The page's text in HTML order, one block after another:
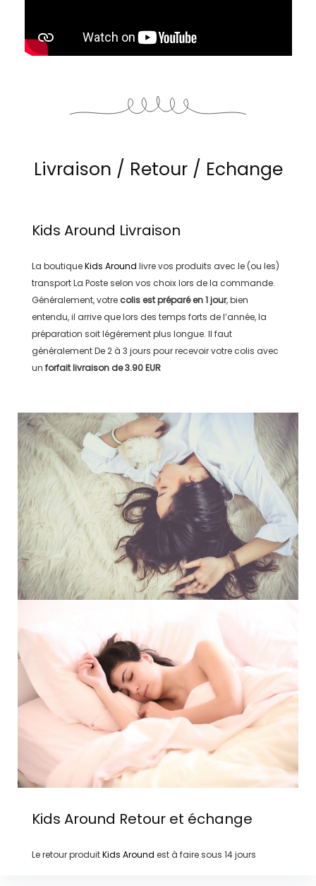
Livraison / Retour / Echange
Kids Around Livraison
La boutiqueKids Around livre vos produits avec le (ou les)
transportLa Posteselon vos choix lors de la commande.
Généralement, votre colis est préparé en1 jour, bien
entendu, il arrive que lors des temps forts de l’année, la
préparation soit légérement plus longue. Il faut
généralementDe 2 à 3 jours pour recevoir votre colis avec
un forfait livraison de3.90 EUR
Kids Around Retour et échange
Le retour produitKids Around est à faire sous 14 jours